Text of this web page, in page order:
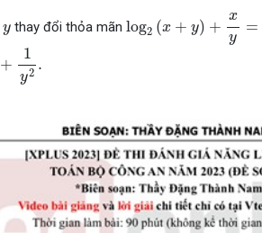
y
y thay đổi thỏa mãnlog2 (x + y) +
x
y
=
+
1
y2 .